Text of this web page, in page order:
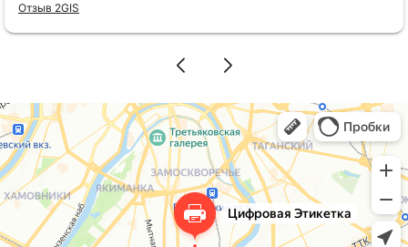
подробно и понятно рассказала: оказывается,
если размер этикеток одинаковый, можно
переплат! Это нас прямо спасло. В итоге выкатили
откладывая. Этикетки получились очень
красивыми и качественными, наши покупатели
уже делают комплименты. Спасибо за работу!
Отзыв 2GIS